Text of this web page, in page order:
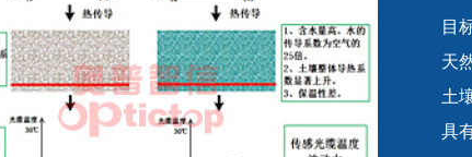
目
天
土
具